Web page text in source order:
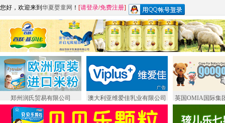
您好，欢迎来到 华夏婴童网 ！ [请登录/免费注册]
郑州润氏贸易有限公司 澳大利亚维爱佳乳业有限公司 英国OMIA国际集